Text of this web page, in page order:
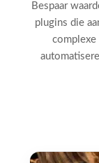
Bespaar
plugins die
complexe